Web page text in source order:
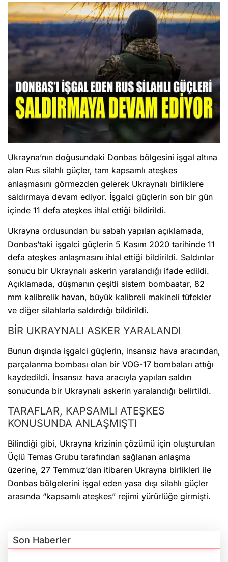
Ukrayna’nın doğusundaki Donbas bölgesini işgal altına
alan Rus silahlı güçler, tam kapsamlı ateşkes
anlaşmasını görmezden gelerek Ukraynalı birliklere
saldırmaya devam ediyor. İşgalci güçlerin son bir gün
içinde 11 defa ateşkes ihlal ettiği bildirildi.
Ukrayna ordusundan bu sabah yapılan açıklamada,
Donbas’taki işgalci güçlerin 5 Kasım 2020 tarihinde 11
defa ateşkes anlaşmasını ihlal ettiği bildirildi. Saldırılar
sonucu bir Ukraynalı askerin yaralandığı ifade edildi.
Açıklamada, düşmanın çeşitli sistem bombaatar, 82
mm kalibrelik havan, büyük kalibreli makineli tüfekler
ve diğer silahlarla saldırdığı bildirildi.
BİR UKRAYNALI ASKER YARALANDI
Bunun dışında işgalci güçlerin, insansız hava aracından,
parçalanma bombası olan bir VOG-17 bombaları attığı
kaydedildi. İnsansız hava aracıyla yapılan saldırı
sonucunda bir Ukraynalı askerin yaralandığı belirtildi.
TARAFLAR, KAPSAMLI ATEŞKES
KONUSUNDA ANLAŞMIŞTI
Bilindiği gibi, Ukrayna krizinin çözümü için oluşturulan
Üçlü Temas Grubu tarafından sağlanan anlaşma
üzerine, 27 Temmuz’dan itibaren Ukrayna birlikleri ile
Donbas bölgelerini işgal eden yasa dışı silahlı güçler
arasında “kapsamlı ateşkes” rejimi yürürlüğe girmişti.
Son Haberler